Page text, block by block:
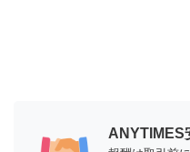
ANYTIMES